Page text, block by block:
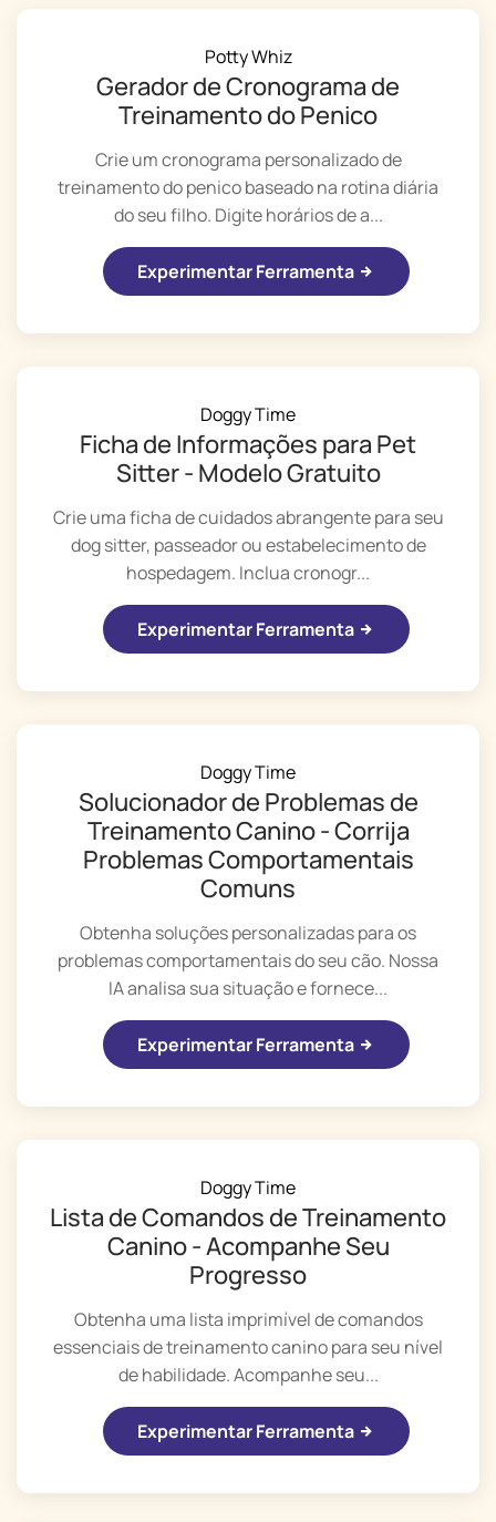
Potty Whiz
Gerador de Cronograma de
Treinamento do Penico
Crie um cronograma personalizado de
treinamento do penico baseado na rotina diária
do seu filho. Digite horários de a...
Experimentar Ferramenta
Doggy Time
Ficha de Informações para Pet
Sitter - Modelo Gratuito
Crie uma ficha de cuidados abrangente para seu
dog sitter, passeador ou estabelecimento de
hospedagem. Inclua cronogr...
Experimentar Ferramenta
Doggy Time
Solucionador de Problemas de
Treinamento Canino - Corrija
Problemas Comportamentais
Comuns
Obtenha soluções personalizadas para os
problemas comportamentais do seu cão. Nossa
IA analisa sua situação e fornece...
Experimentar Ferramenta
Doggy Time
Lista de Comandos de Treinamento
Canino - Acompanhe Seu
Progresso
Obtenha uma lista imprimível de comandos
essenciais de treinamento canino para seu nível
de habilidade. Acompanhe seu...
Experimentar Ferramenta